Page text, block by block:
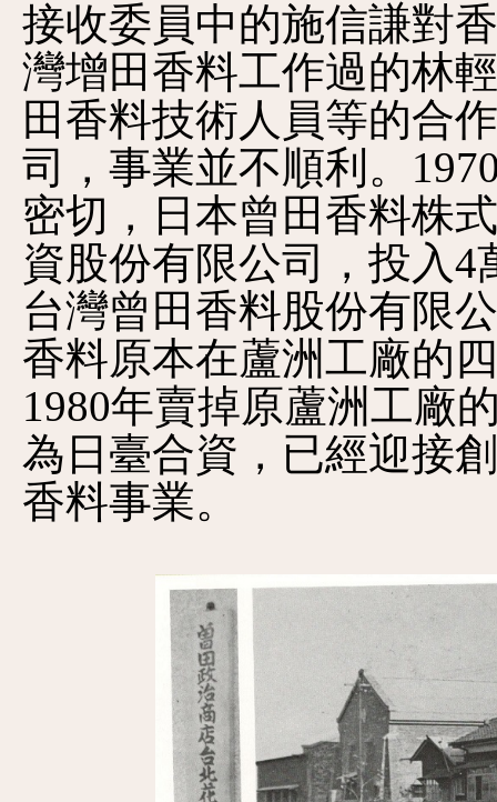
接收委員中的施信謙對
灣增田香料工作過的林
田香料技術人員等的合
司，事業並不順利。
密切，日本曾田香料株
資股份有限公司，投入4
台灣曾田香料股份有限
香料原本在蘆洲工廠的
1980年賣掉原蘆洲工廠
為日臺合資，已經迎接
香料事業。